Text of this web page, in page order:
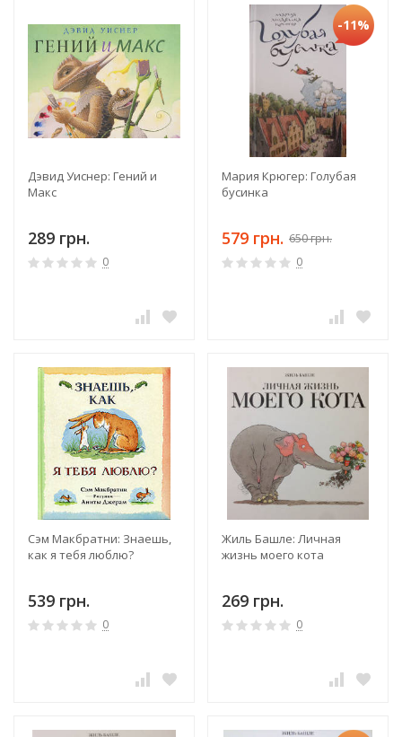
Дэвид Уиснер: Гений и
Макс
289 грн.
0
-11%
Мария Крюгер: Голубая
бусинка
579 грн. 650 грн.
0
Сэм Макбратни: Знаешь,
как я тебя люблю?
539 грн.
0
Жиль Башле: Личная
жизнь моего кота
269 грн.
0